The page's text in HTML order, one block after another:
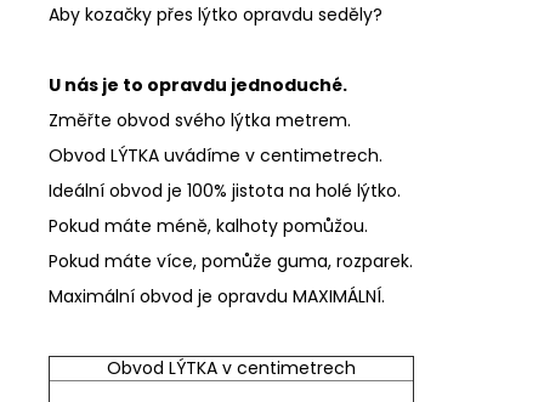
Aby kozačky přes lýtko opravdu seděly?
U nás je to opravdu jednoduché.
Změřte obvod svého lýtka metrem.
Obvod LÝTKA uvádíme v centimetrech.
Ideální obvod je 100% jistota na holé lýtko.
Pokud máte méně, kalhoty pomůžou.
Pokud máte více, pomůže guma, rozparek.
Maximální obvod je opravdu MAXIMÁLNÍ.
Obvod LÝTKA v centimetrech